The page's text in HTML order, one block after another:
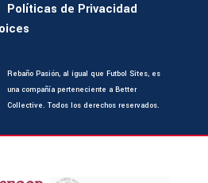
Políticas de Privacidad
Rebaño Pasión, al igual que Futbol Sites, es
una compañía perteneciente a Better
Collective. Todos los derechos reservados.